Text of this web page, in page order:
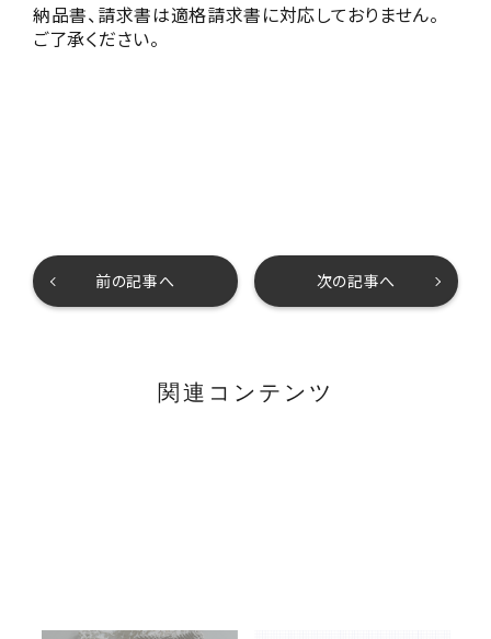
納品書、請求書は適格請求書に対応しておりません。
ご了承ください。
前の記事へ 次の記事へ
関連コンテンツ